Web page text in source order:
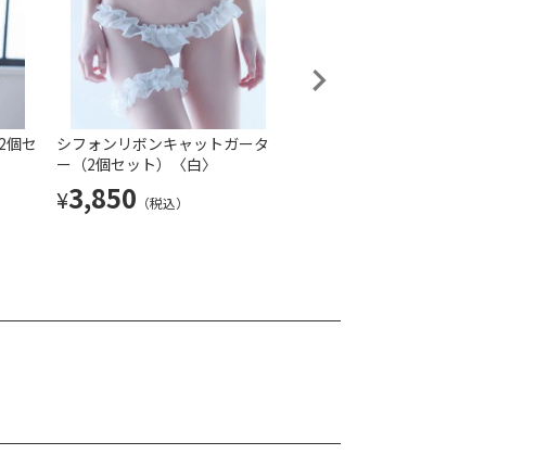
個セ
シフォンリボンキャットガータ
ー（2個セット）〈白〉
¥3,850 （税込）